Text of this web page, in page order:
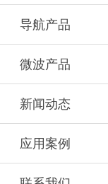
导航产品
微波产品
新闻动态
应用案例